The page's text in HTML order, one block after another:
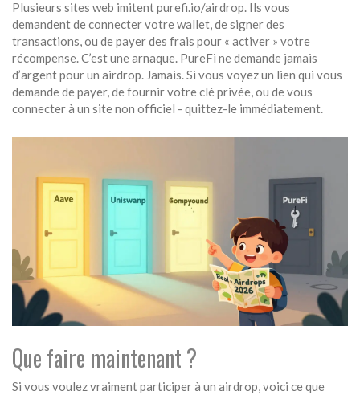
Plusieurs sites web imitent purefi.io/airdrop. Ils vous
demandent de connecter votre wallet, de signer des
transactions, ou de payer des frais pour « activer » votre
récompense. C’est une arnaque. PureFi ne demande jamais
d’argent pour un airdrop. Jamais. Si vous voyez un lien qui vous
demande de payer, de fournir votre clé privée, ou de vous
connecter à un site non officiel - quittez-le immédiatement.
Que faire maintenant ?
Si vous voulez vraiment participer à un airdrop, voici ce que